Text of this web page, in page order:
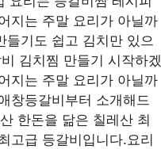
지는 주말 요리가 아닐까
들기도 쉽고 김치만 있으
김치찜 만들기 시작하겠
지는 주말 요리가 아닐까
창등갈비부터 소개해드
한돈을 닮은 칠레산 최
고급 등갈비입니다.요리